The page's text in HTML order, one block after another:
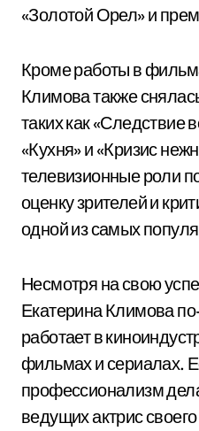
«Золотой Орел» и
Кроме работы в
Климова также
таких как «Следствие
«Кухня» и «Кризис
телевизионные роли
оценку зрителей и
одной из самых
Несмотря на свою
Екатерина Климова
работает в
фильмах и сериалах.
профессионализм
ведущих актрис